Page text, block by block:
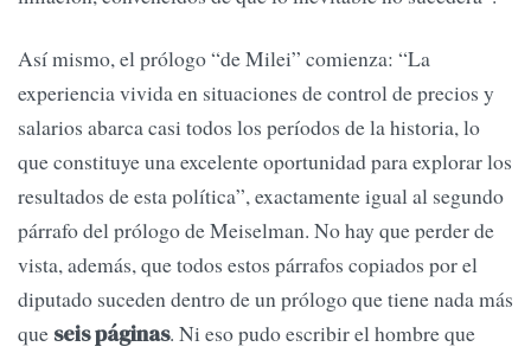
Así mismo, el prólogo “de Milei” comienza: “La
experiencia vivida en situaciones de control de precios y
salarios abarca casi todos los períodos de la historia, lo
que constituye una excelente oportunidad para explorar los
resultados de esta política”, exactamente igual al segundo
párrafo del prólogo de Meiselman. No hay que perder de
vista, además, que todos estos párrafos copiados por el
diputado suceden dentro de un prólogo que tiene nada más
que seis páginas. Ni eso pudo escribir el hombre que